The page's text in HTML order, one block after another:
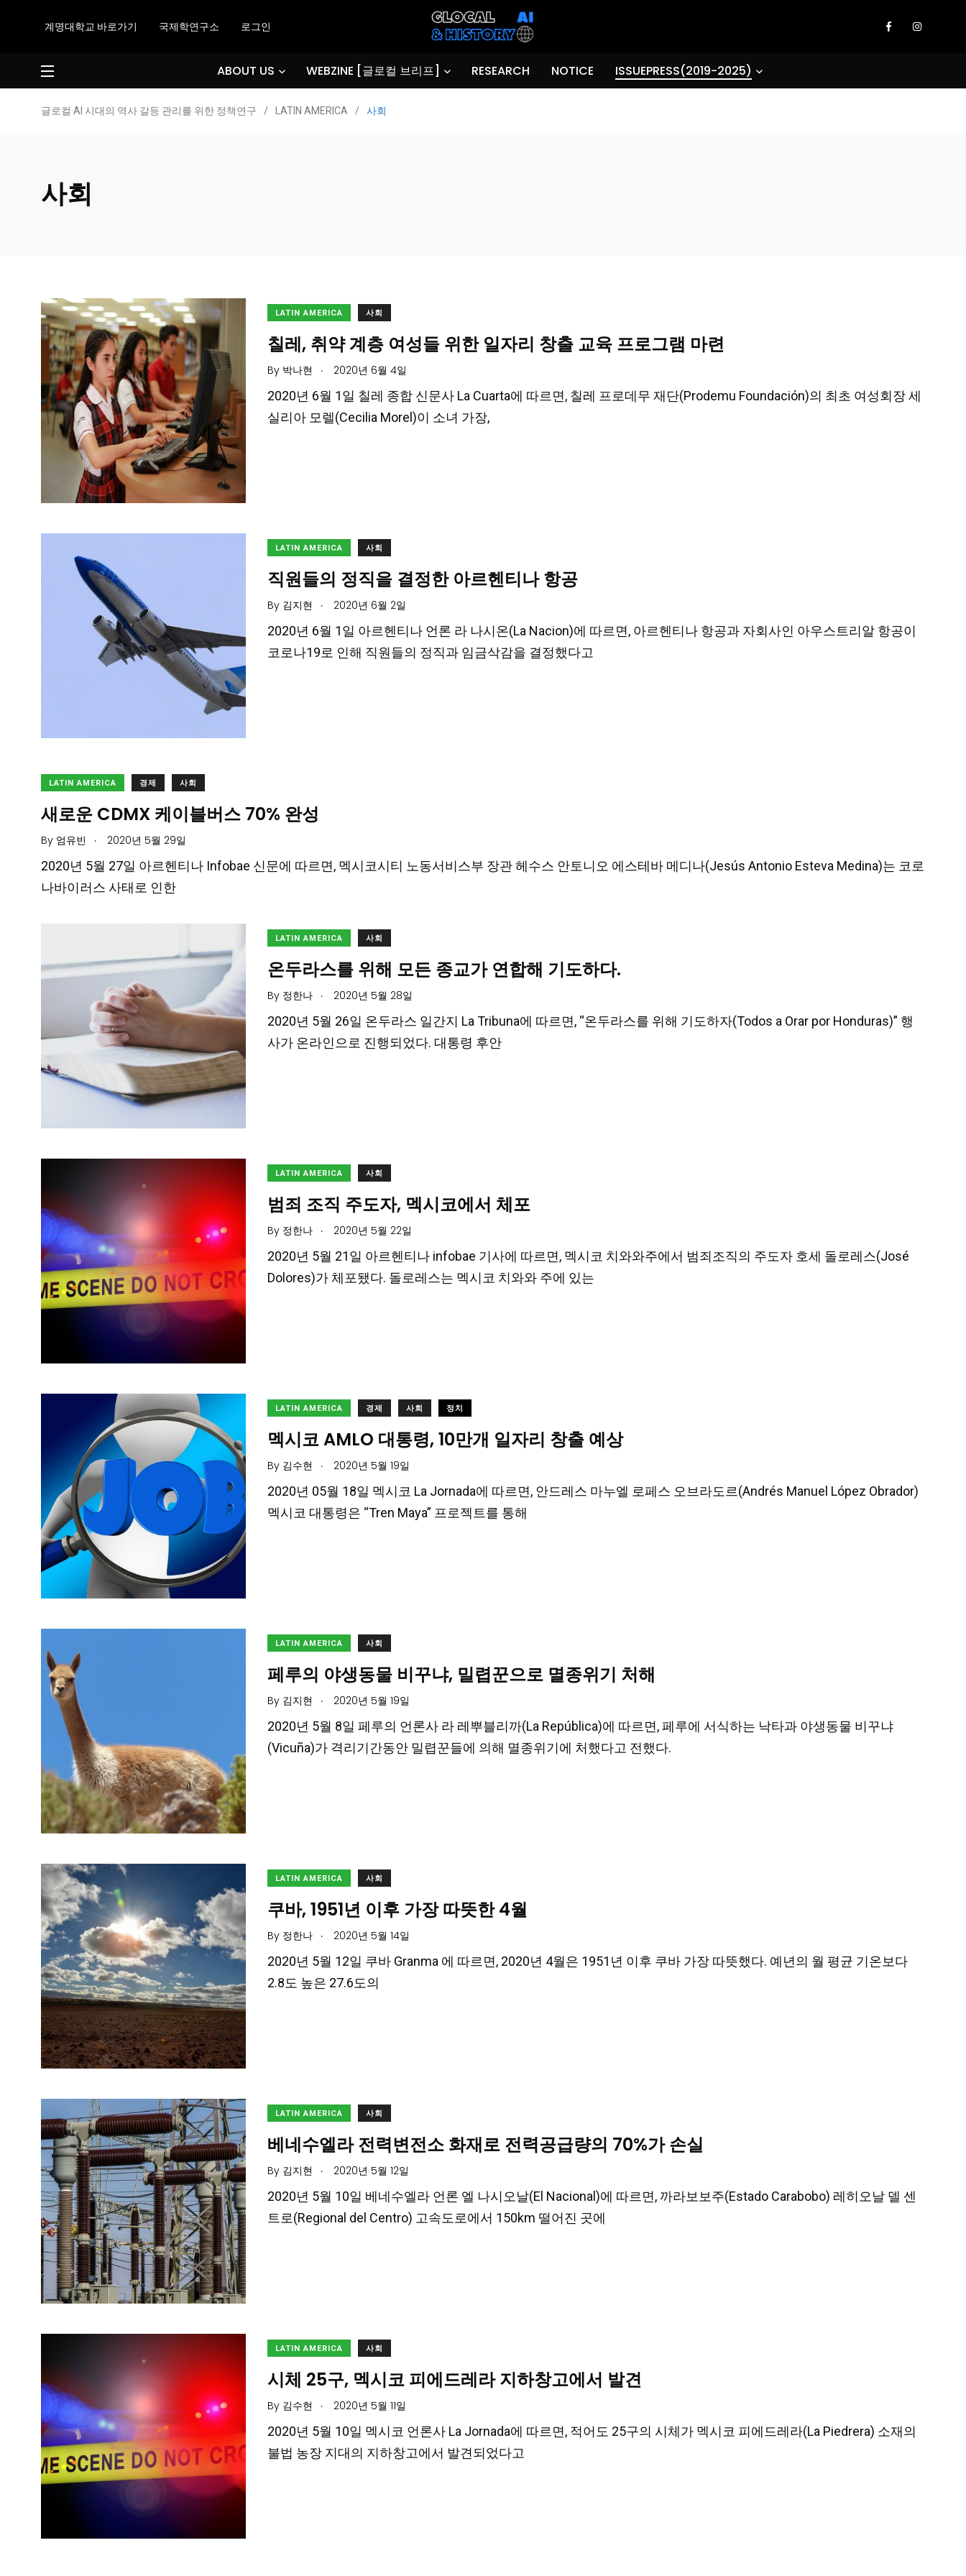
계명대학교 바로가기 국제학연구소 로그인
ABOUT US WEBZINE [글로컬 브리프] RESEARCH NOTICE ISSUEPRESS(2019-2025)
글로컬·AI 시대의 역사 갈등 관리를 위한 정책연구 / LATIN AMERICA / 사회
사회
LATIN AMERICA 사회
칠레, 취약 계층 여성들 위한 일자리 창출 교육 프로그램 마련
By 박나현 . 2020년 6월 4일
2020년 6월 1일 칠레 종합 신문사 La Cuarta에 따르면, 칠레 프로데무 재단(Prodemu Foundación)의 최초 여성회장 세
실리아 모렐(Cecilia Morel)이 소녀 가장,
LATIN AMERICA 사회
직원들의 정직을 결정한 아르헨티나 항공
By 김지현 . 2020년 6월 2일
2020년 6월 1일 아르헨티나 언론 라 나시온(La Nacion)에 따르면, 아르헨티나 항공과 자회사인 아우스트리알 항공이
코로나19로 인해 직원들의 정직과 임금삭감을 결정했다고
LATIN AMERICA 경제 사회
새로운 CDMX 케이블버스 70% 완성
By 엄유빈 . 2020년 5월 29일
2020년 5월 27일 아르헨티나 Infobae 신문에 따르면, 멕시코시티 노동서비스부 장관 헤수스 안토니오 에스테바 메디나(Jesús Antonio Esteva Medina)는 코로
나바이러스 사태로 인한
LATIN AMERICA 사회
온두라스를 위해 모든 종교가 연합해 기도하다.
By 정한나 . 2020년 5월 28일
2020년 5월 26일 온두라스 일간지 La Tribuna에 따르면, “온두라스를 위해 기도하자(Todos a Orar por Honduras)” 행
사가 온라인으로 진행되었다. 대통령 후안
LATIN AMERICA 사회
범죄 조직 주도자, 멕시코에서 체포
By 정한나 . 2020년 5월 22일
2020년 5월 21일 아르헨티나 infobae 기사에 따르면, 멕시코 치와와주에서 범죄조직의 주도자 호세 돌로레스(José
Dolores)가 체포됐다. 돌로레스는 멕시코 치와와 주에 있는
LATIN AMERICA 경제 사회 정치
멕시코 AMLO 대통령, 10만개 일자리 창출 예상
By 김수현 . 2020년 5월 19일
2020년 05월 18일 멕시코 La Jornada에 따르면, 안드레스 마누엘 로페스 오브라도르(Andrés Manuel López Obrador)
멕시코 대통령은 “Tren Maya” 프로젝트를 통해
LATIN AMERICA 사회
페루의 야생동물 비꾸냐, 밀렵꾼으로 멸종위기 처해
By 김지현 . 2020년 5월 19일
2020년 5월 8일 페루의 언론사 라 레뿌블리까(La República)에 따르면, 페루에 서식하는 낙타과 야생동물 비꾸냐
(Vicuña)가 격리기간동안 밀렵꾼들에 의해 멸종위기에 처했다고 전했다.
LATIN AMERICA 사회
쿠바, 1951년 이후 가장 따뜻한 4월
By 정한나 . 2020년 5월 14일
2020년 5월 12일 쿠바 Granma 에 따르면, 2020년 4월은 1951년 이후 쿠바 가장 따뜻했다. 예년의 월 평균 기온보다
2.8도 높은 27.6도의
LATIN AMERICA 사회
베네수엘라 전력변전소 화재로 전력공급량의 70%가 손실
By 김지현 . 2020년 5월 12일
2020년 5월 10일 베네수엘라 언론 엘 나시오날(El Nacional)에 따르면, 까라보보주(Estado Carabobo) 레히오날 델 센
트로(Regional del Centro) 고속도로에서 150km 떨어진 곳에
LATIN AMERICA 사회
시체 25구, 멕시코 피에드레라 지하창고에서 발견
By 김수현 . 2020년 5월 11일
2020년 5월 10일 멕시코 언론사 La Jornada에 따르면, 적어도 25구의 시체가 멕시코 피에드레라(La Piedrera) 소재의
불법 농장 지대의 지하창고에서 발견되었다고